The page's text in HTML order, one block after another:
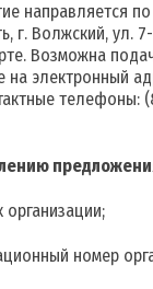
направляется по
г. Волжский, ул.
Возможна
на электронный
телефоны:
номер